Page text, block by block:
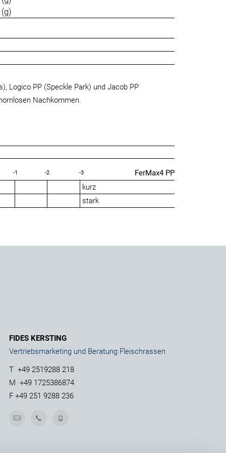
Logico PP (Speckle Park) und Jacob PP
Nachkommen.
-1 -2 -3
FerMax4 PP
kurz
stark
FIDES KERSTING
Vertriebsmarketing und Beratung Fleischrassen
T +49 2519288 218
M +49 1725386874
F+49 251 9288 236